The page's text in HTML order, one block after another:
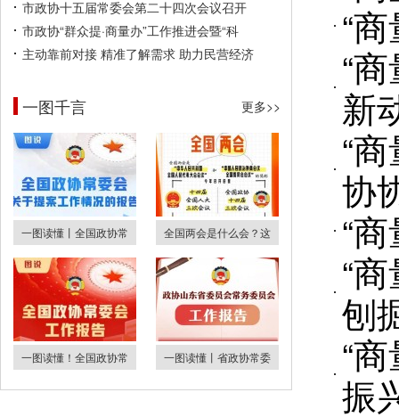
市政协十五届常委会第二十四次会议召开
市政协“群众提·商量办”工作推进会暨“科
主动靠前对接 精准了解需求 助力民营经济
一图千言 更多>>
一图读懂丨全国政协常 全国两会是什么会？这
一图读懂！全国政协常 一图读懂丨省政协常委
“
“
新
“
协
“
“
刨
“
振